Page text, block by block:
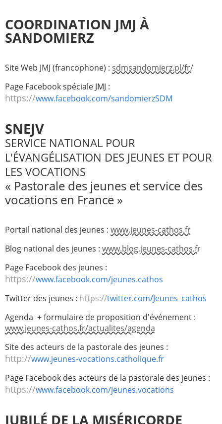
COORDINATION JMJ À
SANDOMIERZ
Site Web JMJ (francophone) : sdmsandomierz.pl/fr/
Page Facebook spéciale JMJ :
https://www.facebook.com/sandomierzSDM
SNEJV
SERVICE NATIONAL POUR
L'ÉVANGÉLISATION DES JEUNES ET POUR
LES VOCATIONS
« Pastorale des jeunes et service des
vocations en France »
Portail national des jeunes : www.jeunes-cathos.fr
Blog national des jeunes : www.blog.jeunes-cathos.fr
Page Facebook des jeunes :
https://www.facebook.com/jeunes.cathos
Twitter des jeunes : https://twitter.com/Jeunes_cathos
Agenda + formulaire de proposition d'événement :
www.jeunes-cathos.fr/actualites/agenda
Site des acteurs de la pastorale des jeunes :
http://www.jeunes-vocations.catholique.fr
Page Facebook des acteurs de la pastorale des jeunes :
https://www.facebook.com/jeunes.vocations
JUBILÉ DE LA MISÉRICORDE